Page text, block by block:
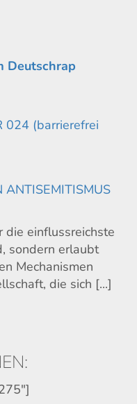
Deutschrap
024 (barrierefrei
ANTISEMITISMUS
einflussreichste
sondern erlaubt
Mechanismen
die sich [...]